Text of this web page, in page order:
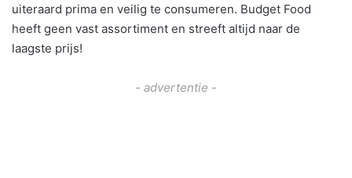
uiteraard prima en veilig te consumeren. Budget Food
heeft geen vast assortiment en streeft altijd naar de
laagste prijs!
- advertentie -